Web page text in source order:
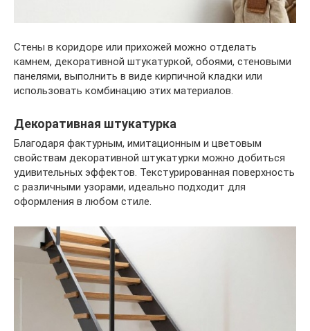
Стены в коридоре или прихожей можно отделать
камнем, декоративной штукатуркой, обоями, стеновыми
панелями, выполнить в виде кирпичной кладки или
использовать комбинацию этих материалов.
Декоративная штукатурка
Благодаря фактурным, имитационным и цветовым
свойствам декоративной штукатурки можно добиться
удивительных эффектов. Текстурированная поверхность
с различными узорами, идеально подходит для
оформления в любом стиле.